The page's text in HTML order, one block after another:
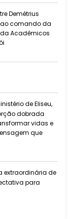
Demétrius
comando da
Acadêmicos
de Eliseu,
dobrada
vidas e
que
extraordinária de
para